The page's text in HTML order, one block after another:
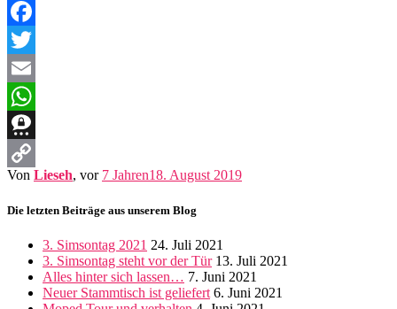
Facebook
Twitter
Email
WhatsApp
Threema
Copy
Link
Von Lieseh, vor 7 Jahren18. August 2019
Die letzten Beiträge aus unserem Blog
3. Simsontag 2021 24. Juli 2021
3. Simsontag steht vor der Tür 13. Juli 2021
Alles hinter sich lassen… 7. Juni 2021
Neuer Stammtisch ist geliefert 6. Juni 2021